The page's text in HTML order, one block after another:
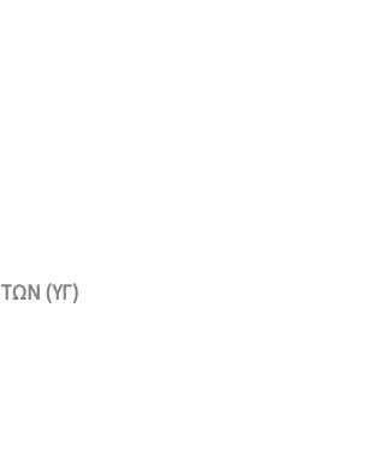
(ΥΓ)